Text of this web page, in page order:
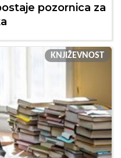
pozornica za
KNJIŽEVNOST